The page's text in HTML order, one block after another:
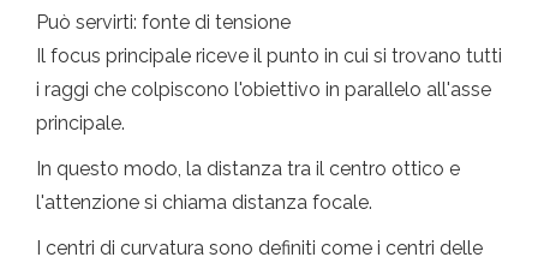
Può servirti: fonte di tensione
Il focus principale riceve il punto in cui si trovano tutti
i raggi che colpiscono l'obiettivo in parallelo all'asse
principale.
In questo modo, la distanza tra il centro ottico e
l'attenzione si chiama distanza focale.
I centri di curvatura sono definiti come i centri delle